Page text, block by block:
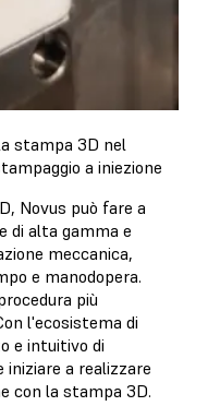
stampa 3D nel
a iniezione
Novus può fare a
di alta gamma e
meccanica,
e manodopera.
più
l'ecosistema di
e intuitivo di
iniziare a realizzare
con la stampa 3D.